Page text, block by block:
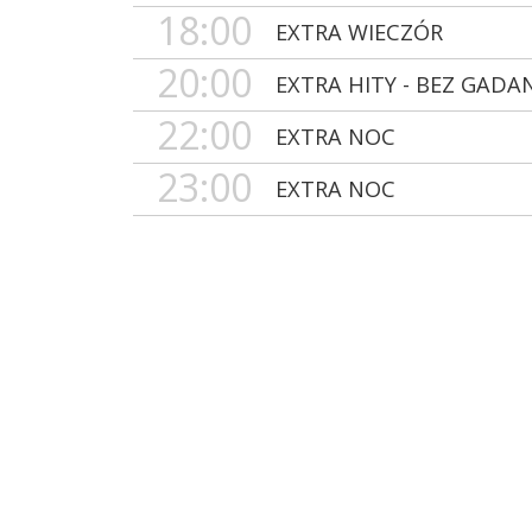
18:00
EXTRA WIECZÓR
20:00 EXTRA HITY - BEZ
22:00 EXTRA NOC
23:00 EXTRA NOC